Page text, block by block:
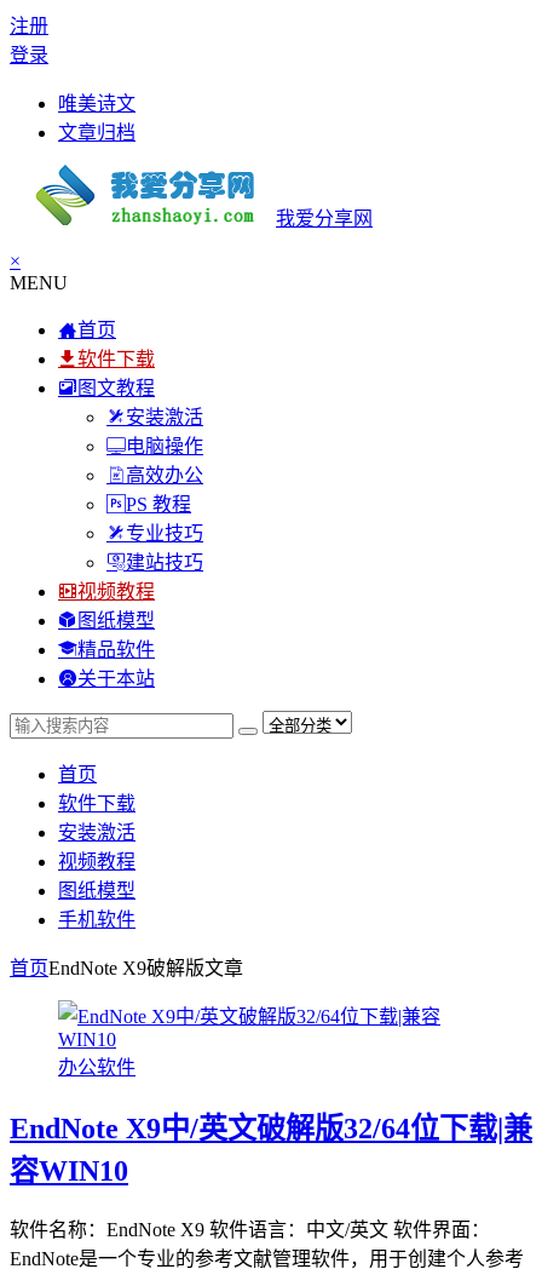
注册
登录
唯美诗文
文章归档
我爱分享网
×
MENU
首页
软件下载
图文教程
安装激活
电脑操作
高效办公
PS 教程
专业技巧
建站技巧
视频教程
图纸模型
精品软件
关于本站
首页
软件下载
安装激活
视频教程
图纸模型
手机软件
首页EndNote X9破解版文章
办公软件
EndNote X9中/英文破解版32/64位下载|兼
容WIN10
软件名称：EndNote X9 软件语言：中文/英文 软件界面：
EndNote是一个专业的参考文献管理软件，用于创建个人参考